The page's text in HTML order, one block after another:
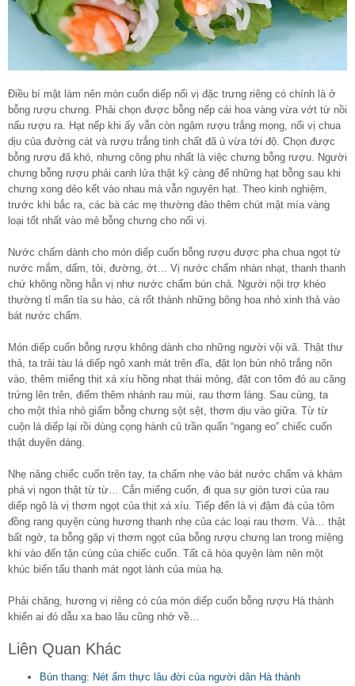
Điều bí mật làm nên món cuốn diếp nổi vị đặc trưng riêng có chính là ở
bỗng rượu chưng. Phải chọn được bỗng nếp cái hoa vàng vừa vớt từ nồi
nấu rượu ra. Hạt nếp khi ấy vẫn còn ngậm rượu trắng mọng, nổi vị chua
dịu của đường cát và rượu trắng tinh chất đã ủ vừa tới độ. Chọn được
bỗng rượu đã khó, nhưng công phu nhất là việc chưng bỗng rượu. Người
chưng bỗng rượu phải canh lửa thật kỹ càng để những hạt bỗng sau khi
chưng xong dẻo kết vào nhau mà vẫn nguyên hạt. Theo kinh nghiệm,
trước khi bắc ra, các bà các mẹ thường đảo thêm chút mật mía vàng
loại tốt nhất vào mẻ bỗng chưng cho nổi vị.
Nước chấm dành cho món diếp cuốn bỗng rượu được pha chua ngọt từ
nước mắm, dấm, tỏi, đường, ớt… Vị nước chấm nhàn nhạt, thanh thanh
chứ không nồng hẳn vị như nước chấm bún chả. Người nội trợ khéo
thường tỉ mẩn tỉa su hào, cà rốt thành những bông hoa nhỏ xinh thả vào
bát nước chấm.
Món diếp cuốn bỗng rượu không dành cho những người vội vã. Thật thư
thả, ta trải tàu lá diếp ngô xanh mát trên đĩa, đặt lọn bún nhỏ trắng nõn
vào, thêm miếng thịt xá xíu hồng nhạt thái mỏng, đặt con tôm đỏ au căng
trứng lên trên, điểm thêm nhánh rau mùi, rau thơm láng. Sau cùng, ta
cho một thìa nhỏ giấm bỗng chưng sột sệt, thơm dịu vào giữa. Từ từ
cuộn lá diếp lại rồi dùng cọng hành củ trần quấn “ngang eo” chiếc cuốn
thật duyên dáng.
Nhẹ nâng chiếc cuốn trên tay, ta chấm nhẹ vào bát nước chấm và khám
phá vị ngon thật từ từ… Cắn miếng cuốn, đi qua sự giòn tươi của rau
diếp ngô là vị thơm ngọt của thịt xá xíu. Tiếp đến là vị đậm đà của tôm
đồng rang quyện cùng hương thanh nhẹ của các loại rau thơm. Và… thật
bất ngờ, ta bỗng gặp vị thơm ngọt của bỗng rượu chưng lan trong miệng
khi vào đến tận cùng của chiếc cuốn. Tất cả hòa quyện làm nên một
khúc biến tấu thanh mát ngọt lành của mùa hạ.
Phải chăng, hương vị riêng có của món diếp cuốn bỗng rượu Hà thành
khiến ai đó dẫu xa bao lâu cũng nhớ về…
Liên Quan Khác
Bún thang: Nét ẩm thực lâu đời của người dân Hà thành